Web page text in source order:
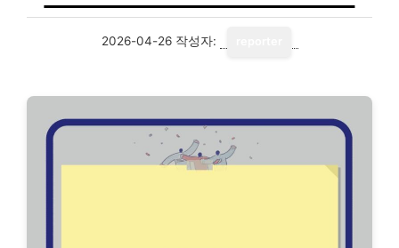
2026-04-26 작성자: